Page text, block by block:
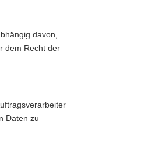
davon,
dem Recht der
Daten zu